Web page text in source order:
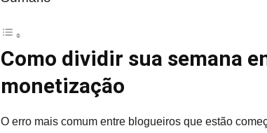
Como dividir sua semana
monetização
O erro mais comum entre blogueiros que estão